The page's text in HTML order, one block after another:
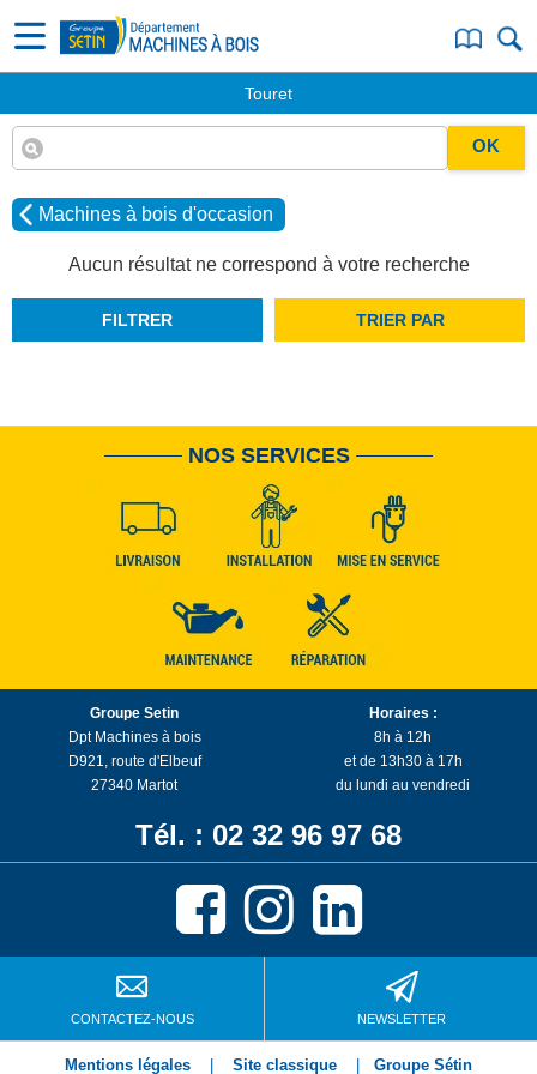
Touret
OK
Machines à bois d'occasion
Aucun résultat ne correspond à votre recherche
FILTRER TRIER PAR
NOS SERVICES
Groupe Setin
Dpt Machines à bois
D921, route d'Elbeuf
27340 Martot
Horaires :
8h à 12h
et de 13h30 à 17h
du lundi au vendredi
Tél. : 02 32 96 97 68
CONTACTEZ-NOUS NEWSLETTER
Mentions légales Site classique Groupe Sétin